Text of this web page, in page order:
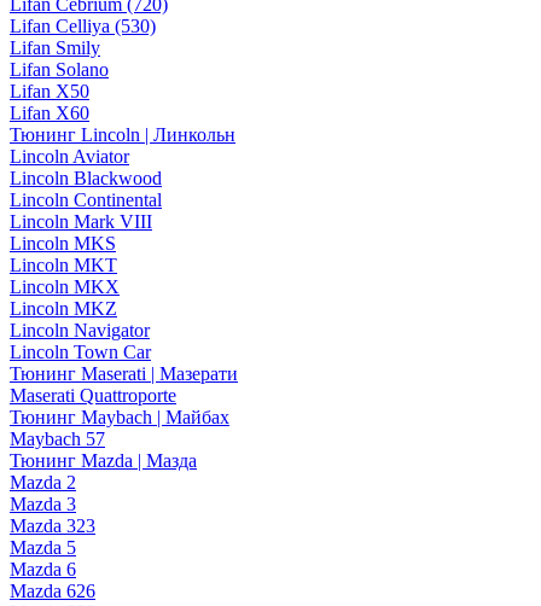
Lifan Cebrium (720)
Lifan Celliya (530)
Lifan Smily
Lifan Solano
Lifan X50
Lifan X60
Тюнинг Lincoln | Линкольн
Lincoln Aviator
Lincoln Blackwood
Lincoln Continental
Lincoln Mark VIII
Lincoln MKS
Lincoln MKT
Lincoln MKX
Lincoln MKZ
Lincoln Navigator
Lincoln Town Car
Тюнинг Maserati | Мазерати
Maserati Quattroporte
Тюнинг Maybach | Майбах
Maybach 57
Тюнинг Mazda | Мазда
Mazda 2
Mazda 3
Mazda 323
Mazda 5
Mazda 6
Mazda 626